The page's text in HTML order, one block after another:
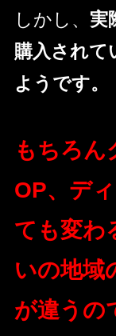
しかし、 実
購入されて
ようです。
もちろん
OP、デ
ても変わ
いの地域
が違うの